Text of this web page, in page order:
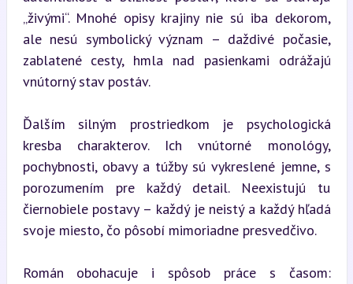
„živými“. Mnohé opisy krajiny nie sú iba dekorom,
ale nesú symbolický význam – daždivé počasie,
zablatené cesty, hmla nad pasienkami odrážajú
vnútorný stav postáv.
Ďalším silným prostriedkom je psychologická
kresba charakterov. Ich vnútorné monológy,
pochybnosti, obavy a túžby sú vykreslené jemne, s
porozumením pre každý detail. Neexistujú tu
čiernobiele postavy – každý je neistý a každý hľadá
svoje miesto, čo pôsobí mimoriadne presvedčivo.
Román obohacuje i spôsob práce s časom: